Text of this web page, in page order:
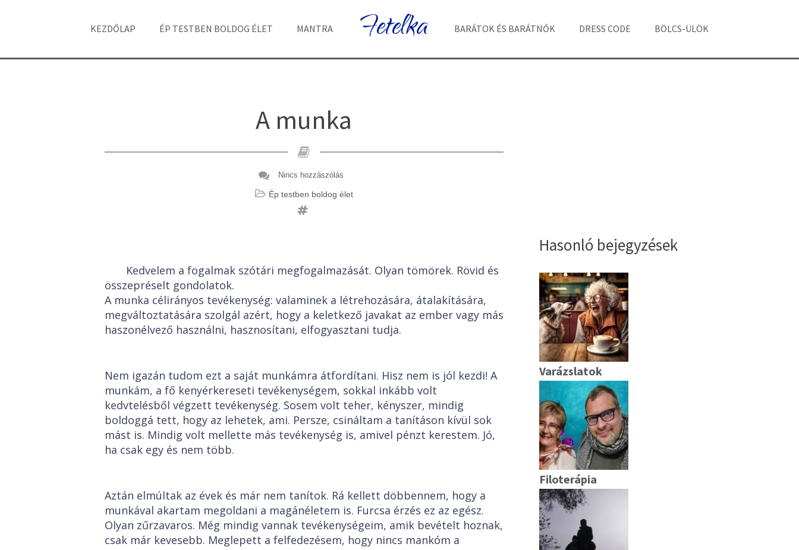
KEZDŐLAP ÉP TESTBEN BOLDOG ÉLET MANTRA Fetelka BARÁTOK ÉS BARÁTNŐK DRESS CODE BÖLCS-ÜLÖK
A munka
Nincs hozzászólás
Ép testben boldog élet
Kedvelem a fogalmak szótári megfogalmazását. Olyan tömörek. Rövid és
összepréselt gondolatok.
A munka célirányos tevékenység: valaminek a létrehozására, átalakítására,
megváltoztatására szolgál azért, hogy a keletkező javakat az ember vagy más
haszonélvező használni, hasznosítani, elfogyasztani tudja.
Nem igazán tudom ezt a saját munkámra átfordítani. Hisz nem is jól kezdi! A
munkám, a fő kenyérkereseti tevékenységem, sokkal inkább volt
kedvtelésből végzett tevékenység. Sosem volt teher, kényszer, mindig
boldoggá tett, hogy az lehetek, ami. Persze, csináltam a tanításon kívül sok
mást is. Mindig volt mellette más tevékenység is, amivel pénzt kerestem. Jó,
ha csak egy és nem több.
Aztán elmúltak az évek és már nem tanítok. Rá kellett döbbennem, hogy a
munkával akartam megoldani a magánéletem is. Furcsa érzés ez az egész.
Olyan zűrzavaros. Még mindig vannak tevékenységeim, amik bevételt hoznak,
csak már kevesebb. Meglepett a felfedezésem, hogy nincs mankóm a
Hasonló bejegyzések
Varázslatok
Filoterápia